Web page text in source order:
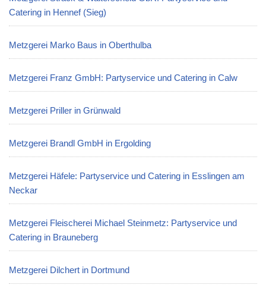
Catering in Hennef (Sieg)
Metzgerei Marko Baus in Oberthulba
Metzgerei Franz GmbH: Partyservice und Catering in Calw
Metzgerei Priller in Grünwald
Metzgerei Brandl GmbH in Ergolding
Metzgerei Häfele: Partyservice und Catering in Esslingen am
Neckar
Metzgerei Fleischerei Michael Steinmetz: Partyservice und
Catering in Brauneberg
Metzgerei Dilchert in Dortmund